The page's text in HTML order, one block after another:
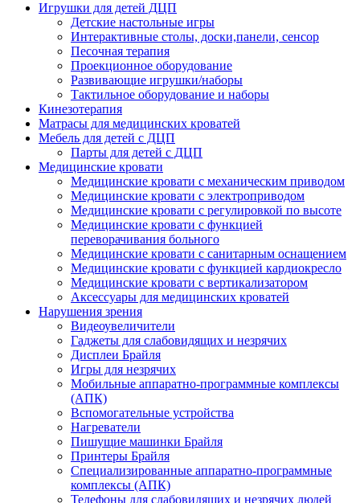
Игрушки для детей ДЦП
Детские настольные игры
Интерактивные столы, доски,панели, сенсор
Песочная терапия
Проекционное оборудование
Развивающие игрушки/наборы
Тактильное оборудование и наборы
Кинезотерапия
Матрасы для медицинских кроватей
Мебель для детей с ДЦП
Парты для детей с ДЦП
Медицинские кровати
Медицинские кровати с механическим приводом
Медицинские кровати с электроприводом
Медицинские кровати с регулировкой по высоте
Медицинские кровати с функцией
переворачивания больного
Медицинские кровати с санитарным оснащением
Медицинские кровати с функцией кардиокресло
Медицинские кровати с вертикализатором
Аксессуары для медицинских кроватей
Нарушения зрения
Видеоувеличители
Гаджеты для слабовидящих и незрячих
Дисплеи Брайля
Игры для незрячих
Мобильные аппаратно-программные комплексы
(АПК)
Вспомогательные устройства
Нагреватели
Пишущие машинки Брайля
Принтеры Брайля
Специализированные аппаратно-программные
комплексы (АПК)
Телефоны для слабовидящих и незрячих людей